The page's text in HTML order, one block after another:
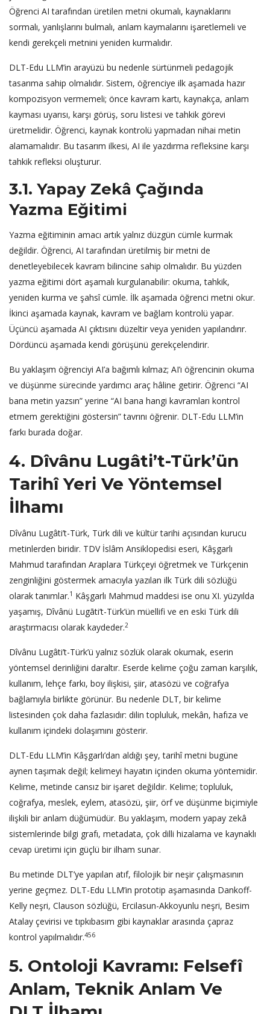
Öğrenci AI tarafından üretilen metni okumalı, kaynaklarını
sormalı, yanlışlarını bulmalı, anlam kaymalarını işaretlemeli ve
kendi gerekçeli metnini yeniden kurmalıdır.
DLT-Edu LLM’in arayüzü bu nedenle sürtünmeli pedagojik
tasarıma sahip olmalıdır. Sistem, öğrenciye ilk aşamada hazır
kompozisyon vermemeli; önce kavram kartı, kaynakça, anlam
kayması uyarısı, karşı görüş, soru listesi ve tahkik görevi
üretmelidir. Öğrenci, kaynak kontrolü yapmadan nihai metin
alamamalıdır. Bu tasarım ilkesi, AI ile yazdırma refleksine karşı
tahkik refleksi oluşturur.
3.1. Yapay Zekâ Çağında
Yazma Eğitimi
Yazma eğitiminin amacı artık yalnız düzgün cümle kurmak
değildir. Öğrenci, AI tarafından üretilmiş bir metni de
denetleyebilecek kavram bilincine sahip olmalıdır. Bu yüzden
yazma eğitimi dört aşamalı kurgulanabilir: okuma, tahkik,
yeniden kurma ve şahsî cümle. İlk aşamada öğrenci metni okur.
İkinci aşamada kaynak, kavram ve bağlam kontrolü yapar.
Üçüncü aşamada AI çıktısını düzeltir veya yeniden yapılandırır.
Dördüncü aşamada kendi görüşünü gerekçelendirir.
Bu yaklaşım öğrenciyi AI’a bağımlı kılmaz; AI’ı öğrencinin okuma
ve düşünme sürecinde yardımcı araç hâline getirir. Öğrenci “AI
bana metin yazsın” yerine “AI bana hangi kavramları kontrol
etmem gerektiğini göstersin” tavrını öğrenir. DLT-Edu LLM’in
farkı burada doğar.
4. Dîvânu Lugâti’t-Türk’ün
Tarihî Yeri Ve Yöntemsel
İlhamı
Dîvânu Lugâti’t-Türk, Türk dili ve kültür tarihi açısından kurucu
metinlerden biridir. TDV İslâm Ansiklopedisi eseri, Kâşgarlı
Mahmud tarafından Araplara Türkçeyi öğretmek ve Türkçenin
zenginliğini göstermek amacıyla yazılan ilk Türk dili sözlüğü
olarak tanımlar.1 Kâşgarlı Mahmud maddesi ise onu XI. yüzyılda
yaşamış, Dîvânü Lugāti’t-Türk’ün müellifi ve en eski Türk dili
araştırmacısı olarak kaydeder.2
Dîvânu Lugâti’t-Türk’ü yalnız sözlük olarak okumak, eserin
yöntemsel derinliğini daraltır. Eserde kelime çoğu zaman karşılık,
kullanım, lehçe farkı, boy ilişkisi, şiir, atasözü ve coğrafya
bağlamıyla birlikte görünür. Bu nedenle DLT, bir kelime
listesinden çok daha fazlasıdır: dilin topluluk, mekân, hafıza ve
kullanım içindeki dolaşımını gösterir.
DLT-Edu LLM’in Kâşgarlı’dan aldığı şey, tarihî metni bugüne
aynen taşımak değil; kelimeyi hayatın içinden okuma yöntemidir.
Kelime, metinde cansız bir işaret değildir. Kelime; topluluk,
coğrafya, meslek, eylem, atasözü, şiir, örf ve düşünme biçimiyle
ilişkili bir anlam düğümüdür. Bu yaklaşım, modern yapay zekâ
sistemlerinde bilgi grafı, metadata, çok dilli hizalama ve kaynaklı
cevap üretimi için güçlü bir ilham sunar.
Bu metinde DLT’ye yapılan atıf, filolojik bir neşir çalışmasının
yerine geçmez. DLT-Edu LLM’in prototip aşamasında Dankoff-
Kelly neşri, Clauson sözlüğü, Ercilasun-Akkoyunlu neşri, Besim
Atalay çevirisi ve tıpkıbasım gibi kaynaklar arasında çapraz
kontrol yapılmalıdır.456
5. Ontoloji Kavramı: Felsefî
Anlam, Teknik Anlam Ve